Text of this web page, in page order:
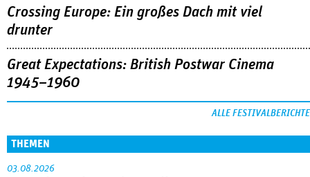
Crossing Europe: Ein großes Dach mit viel
drunter
Great Expectations: British Postwar Cinema
1945–1960
ALLE FESTIVALBERICHTE
THEMEN
03.08.2026